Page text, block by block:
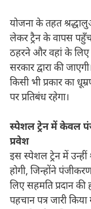
योजना के तहत
लेकर ट्रैन के वापस
ठहरने और वहां के लिए
सरकार द्वारा की
किसी भी प्रकार का
पर प्रतिबंध रहेगा।
स्पेशल ट्रेन में केवल
प्रवेश
इस स्पेशल ट्रेन में
होगी, जिन्होंने
लिए सहमति प्रदान की
पहचान पत्र जारी किया